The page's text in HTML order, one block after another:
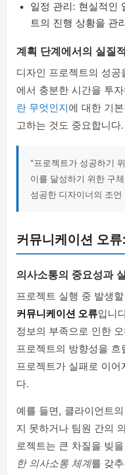
일정 관리: 현실적인
트의 진행 상황을 관
계획 단계에서의 실질
디자인 프로젝트의 성공
에서 충분한 시간을 투
란 무엇인지 에 대한 기
고하는 것도 중요합니다.
"프로젝트가 성공하기
이를 달성하기 위한 구
성공한 디자이너의 조언
커뮤니케이션 오
의사소통의 중요성과
프로젝트 실행 중 발생
커뮤니케이션 오류입니
정보의 부족으로 인한
프로젝트의 방향성을
프로젝트가 실패로 이어
다.
예를 들면, 클라이언트
지 못하거나 팀원 간의
로젝트는 큰 차질을 빚
한 의사소통 체계를 갖